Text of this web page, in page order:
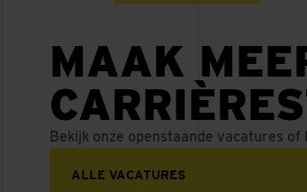
MAAK
Bekijk onze openstaande vacatures
ALLE VACATURES